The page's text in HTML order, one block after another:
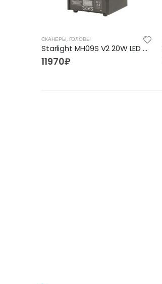
СКАНЕРЫ, ГОЛОВЫ
Starlight MH09S V2 20W LED Moving Head
11970₽